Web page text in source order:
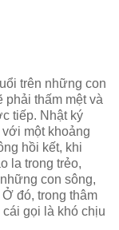
trên những con
phải thấm mệt và
tiếp. Nhật ký
một khoảng
hồi kết, khi
la trong trẻo,
con sông,
đó, trong thâm
gọi là khó chịu